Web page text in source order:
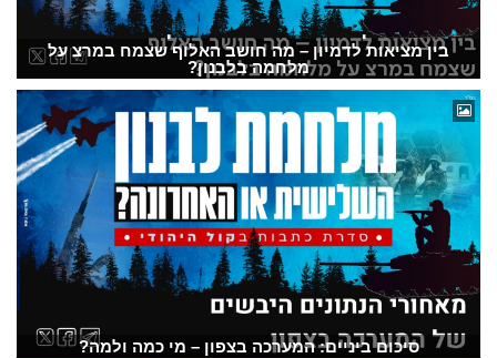
בין מציאות לדמיון – מה חושב האלוף שצמח במרצ על
מלחמה בלבנון?
סיכום ביניים: המערכה בצפון – מי כמה ולמה?